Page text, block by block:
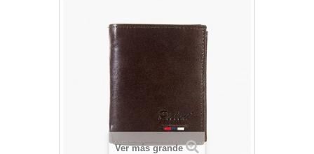
Ver más grande